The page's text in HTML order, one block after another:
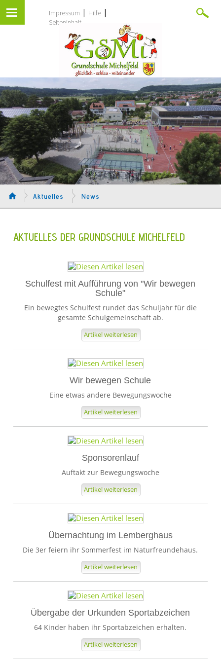
Impressum | Hilfe|
Seiteninhalt
Aktuelles News
AKTUELLES DER GRUNDSCHULE MICHELFELD
Schulfest mit Aufführung von "Wir bewegen
Schule"
Ein bewegtes Schulfest rundet das Schuljahr für die
gesamte Schulgemeinschaft ab.
Artikel weiterlesen
Wir bewegen Schule
Eine etwas andere Bewegungswoche
Artikel weiterlesen
Sponsorenlauf
Auftakt zur Bewegungswoche
Artikel weiterlesen
Übernachtung im Lemberghaus
Die 3er feiern ihr Sommerfest im Naturfreundehaus.
Artikel weiterlesen
Übergabe der Urkunden Sportabzeichen
64 Kinder haben ihr Sportabzeichen erhalten.
Artikel weiterlesen